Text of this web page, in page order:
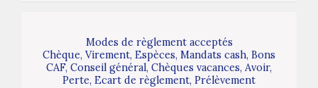
Modes de règlement acceptés
Chèque, Virement, Espèces, Mandats cash, Bons
CAF, Conseil général, Chèques vacances, Avoir,
Perte, Ecart de règlement, Prélèvement